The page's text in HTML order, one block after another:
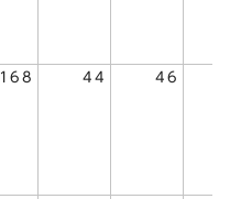
168 44 46